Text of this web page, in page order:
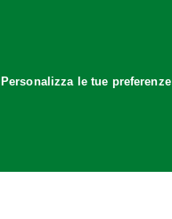
Personalizza le tue preferenze